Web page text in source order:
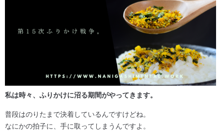
私は時々、ふりかけに沼る期間がやってきます。
普段はのりたまで決着しているんですけどね。
なにかの拍子に、手に取ってしまうんですよ。